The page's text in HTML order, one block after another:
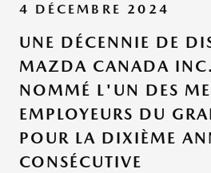
4 DÉCEMBRE 2024
UNE DÉCENNIE DE
MAZDA CANADA
NOMMÉ L'UN DES
EMPLOYEURS DU
POUR LA DIXIÈME
CONSÉCUTIVE